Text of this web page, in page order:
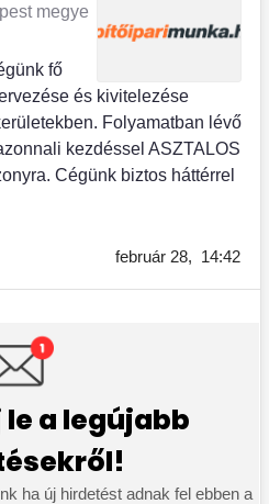
megye
fő
és kivitelezése
Folyamatban lévő
kezdéssel ASZTALOS
Cégünk biztos háttérrel
február 28, 14:42
a legújabb
ha új hirdetést adnak fel ebben a